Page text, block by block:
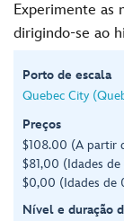
Experimente as
dirigindo-se ao
Porto de escala
Quebec City
Preços
$108.00 (A partir
$81,00 (Idades
$0,00 (Idades de
Nível e duração